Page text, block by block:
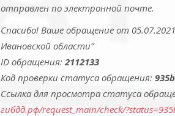
отправлен по электронной почте.
Спасибо! Ваше обращение от
Ивановской области”
ID обращения:2112133
Код проверки статуса обращения:
Ссылка для просмотра статуса
гибдд.рф/request_main/check/